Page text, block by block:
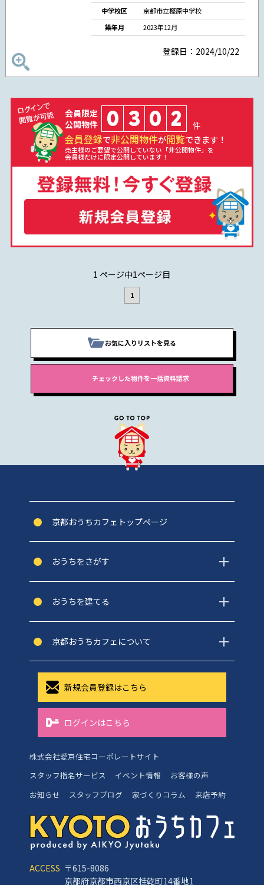
中学校区
京都市立樫原中学校
築年月
2023年12月
登録日：2024/10/22
会員限定
公開物件
0 3 0 2 件
会員登録で非公開物件が閲覧できます！
売主様のご要望で公開していない「非公開物件」を
会員様だけに限定公開しています！
1 ページ中1ページ目
1
お気に入りリストを見る
ACCESS 〒615-8086
京都府京都市西京区桂乾町14番地1
京都おうちカフェトップぺージ
おうちをさがす
おうちを建てる
京都おうちカフェについて
新規会員登録はこちら
ログインはこちら
株式会社愛京住宅コーポレートサイト
スタッフ指名サービス
イベント情報
お客様の声
お知らせ
スタッフブログ 家づくりコラム 来店予約